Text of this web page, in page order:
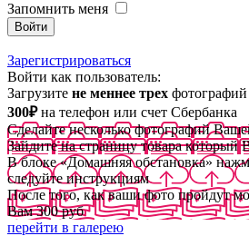
Запомнить меня
Зарегистрироваться
Войти как пользователь:
Загрузите не меннее трех
300₽на телефон или счет Сбербанка
Сделайте несколько фотографий
Зайдите на страницу товара который
В блоке «Домашняя обстановка»
следуйте инструкциям
После того, как ваши фото пройдут
Вам 300 руб
перейти в галерею